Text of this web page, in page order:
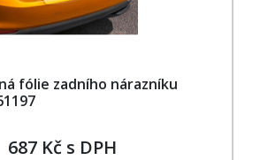
fólie zadního nárazníku
687 Kč s DPH